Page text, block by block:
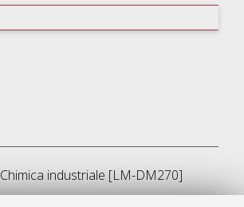
Chimica industriale [LM-DM270]